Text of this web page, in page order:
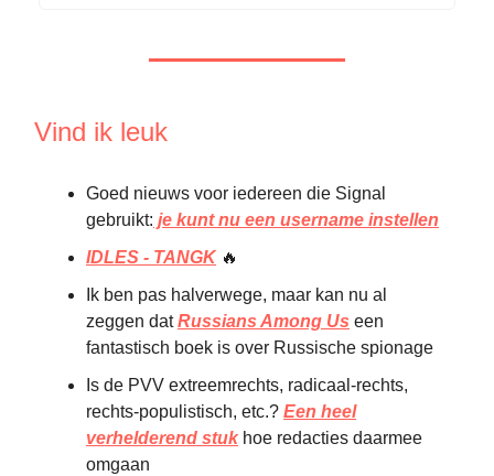
Vind ik leuk
Goed nieuws voor iedereen die Signal
gebruikt: je kunt nu een username instellen
IDLES - TANGK 🔥
Ik ben pas halverwege, maar kan nu al
zeggen datRussians Among Us een
fantastisch boek is over Russische spionage
Is de PVV extreemrechts, radicaal-rechts,
rechts-populistisch, etc.? Een heel
verhelderend stukhoe redacties daarmee
omgaan